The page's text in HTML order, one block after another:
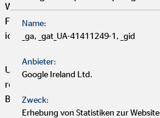
Wir starten mit einem entspannten
Finanzen und Ziele kennenzulernen.
ich dir maßgeschneiderte
Um deine Finanzplanung aktuell zu
regelmäßige Servicegespräche an.
Betreuung stehen bei uns an erster
Name:
_ga, _gat_UA-41411249-1, _gid
Anbieter:
Google Ireland Ltd.
Zweck:
Erhebung von Statistiken zur